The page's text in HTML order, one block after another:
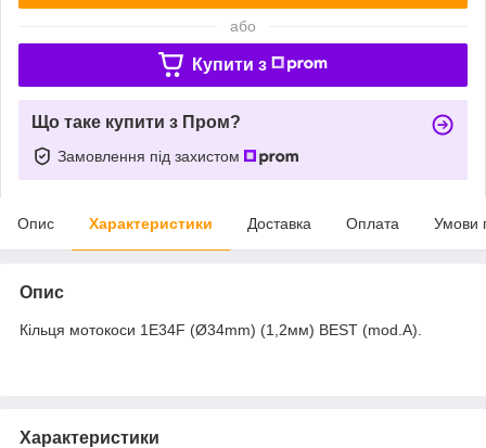
або
Купити з
Що таке купити з Пром?
Замовлення під захистом
Опис Характеристики Доставка Оплата Умови
Опис
Кільця мотокоси 1E34F (Ø34mm) (1,2мм) BEST (mod.A).
Характеристики